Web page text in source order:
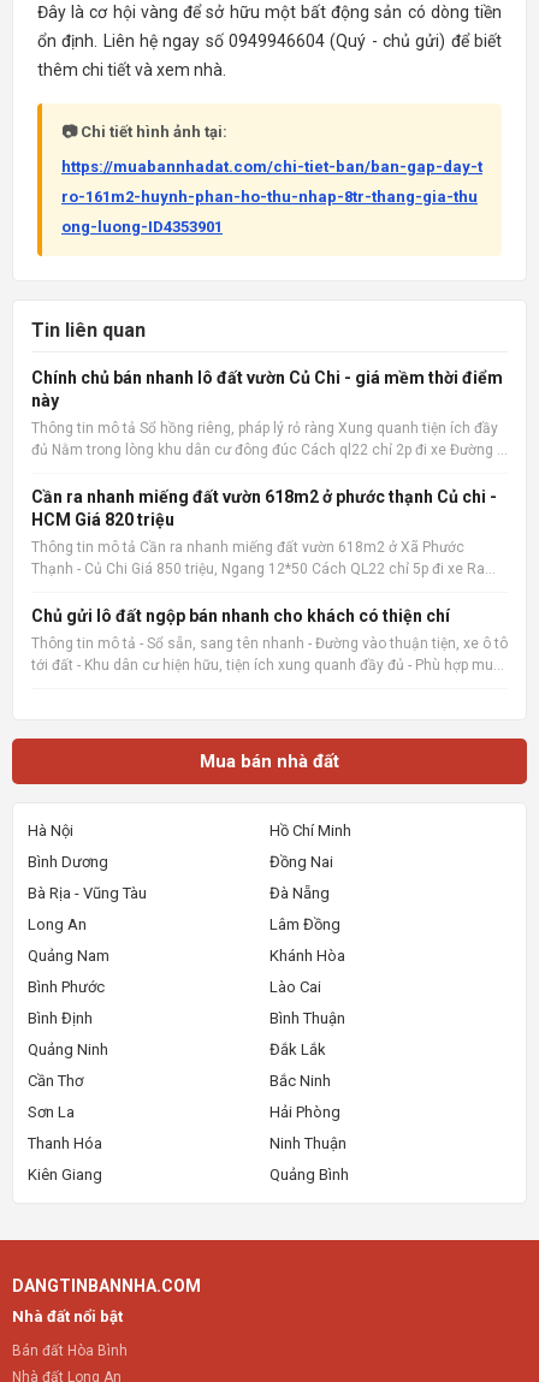
Đây là cơ hội vàng để sở hữu một bất động sản có dòng tiền
ổn định. Liên hệ ngay số 0949946604 (Quý - chủ gửi) để biết
thêm chi tiết và xem nhà.
📷 Chi tiết hình ảnh tại:
https://muabannhadat.com/chi-tiet-ban/ban-gap-day-t
ro-161m2-huynh-phan-ho-thu-nhap-8tr-thang-gia-thu
ong-luong-ID4353901
Tin liên quan
Chính chủ bán nhanh lô đất vườn Củ Chi - giá mềm thời điểm
này
Thông tin mô tả Sổ hồng riêng, pháp lý rỏ ràng Xung quanh tiện ích đầy
đủ Nằm trong lòng khu dân cư đông đúc Cách ql22 chỉ 2p đi xe Đường ô
Muabannhadat.com &mdash; Sàn rao vặt nhà đất uy tín 🔗
Cần ra nhanh miếng đất vườn 618m2 ở phước thạnh Củ chi -
HCM Giá 820 triệu
Thông tin mô tả Cần ra nhanh miếng đất vườn 618m2 ở Xã Phước
Thạnh - Củ Chi Giá 850 triệu, Ngang 12*50 Cách QL22 chỉ 5p đi xe Ra
600m 📌 Nguồn tin: Muabannhadat.com &mdash; Sàn rao vặt
Chủ gửi lô đất ngộp bán nhanh cho khách có thiện chí
Thông tin mô tả - Sổ sẵn, sang tên nhanh - Đường vào thuận tiện, xe ô tô
tới đất - Khu dân cư hiện hữu, tiện ích xung quanh đầy đủ - Phù hợp mua
Mua bán nhà đất
Hà Nội
Hồ Chí Minh
Bình Dương
Đồng Nai
Bà Rịa - Vũng Tàu
Đà Nẵng
Long An
Lâm Đồng
Quảng Nam
Khánh Hòa
Bình Phước
Lào Cai
Bình Định
Bình Thuận
Quảng Ninh
Đắk Lắk
Cần Thơ
Bắc Ninh
Sơn La
Hải Phòng
Thanh Hóa
Ninh Thuận
Kiên Giang
Quảng Bình
DANGTINBANNHA.COM
Nhà đất nổi bật
Bán đất Hòa Bình
Nhà đất Long An